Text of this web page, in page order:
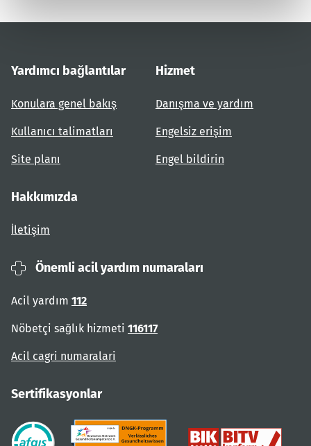
Yardımcı bağlantılar
Konulara genel bakış
Kullanıcı talimatları
Site planı
Hizmet
Danışma ve yardım
Engelsiz erişim
Engel bildirin
Hakkımızda
İletişim
Önemli acil yardım numaraları
Acil yardım 112
Nöbetçi sağlık hizmeti 116117
Acil cagri numaralari
Sertifikasyonlar